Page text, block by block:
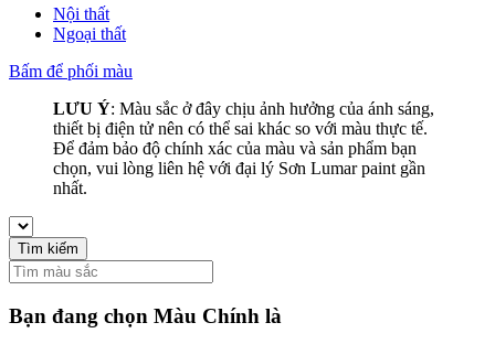
Nội thất
Ngoại thất
Bấm để phối màu
LƯU Ý: Màu sắc ở đây chịu ảnh hưởng của ánh sáng,
thiết bị điện tử nên có thể sai khác so với màu thực tế.
Để đảm bảo độ chính xác của màu và sản phẩm bạn
chọn, vui lòng liên hệ với đại lý Sơn Lumar paint gần
nhất.
Tìm kiếm
Bạn đang chọn Màu Chính là